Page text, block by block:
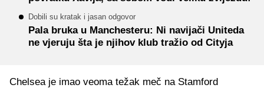
Dobili su kratak i jasan odgovor
Pala bruka u Manchesteru: Ni navijači Uniteda
ne vjeruju šta je njihov klub tražio od Cityja
Chelsea je imao veoma težak meč na Stamford